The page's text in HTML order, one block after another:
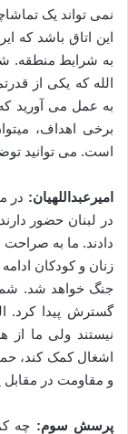
نمی تواند یک
این اتاق باشد که
به شرایط منطقه.
الله که یکی از
به عمل می آورید
برخی اهداف،
است. می توانید
امیرعبداللهیان: در
در لبنان حضور
دادند. ما به صراحت
زنان و کودکان
جنگ خواهد شد. شما
گسترش پیدا کرد.
نیستند ولی ما از
اشغال کمک کند،
و مقاومت در مقابل
پرسش سوم: چه